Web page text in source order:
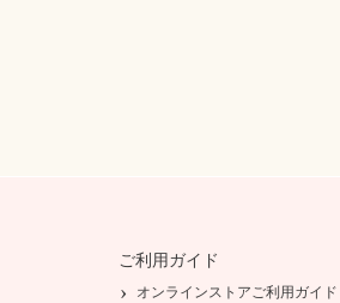
ご利用ガイド
オンラインストアご利用ガイド